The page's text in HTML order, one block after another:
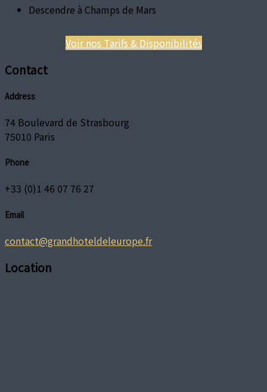
Descendre à Champs de Mars
Voir nos Tarifs & Disponibilités
Contact
Address
74 Boulevard de Strasbourg
75010 Paris
Phone
+33 (0)1 46 07 76 27
Email
contact@grandhoteldeleurope.fr
Location